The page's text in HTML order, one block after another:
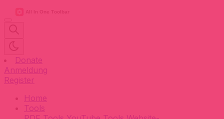
Donate
Anmeldung
Register
Home
Tools